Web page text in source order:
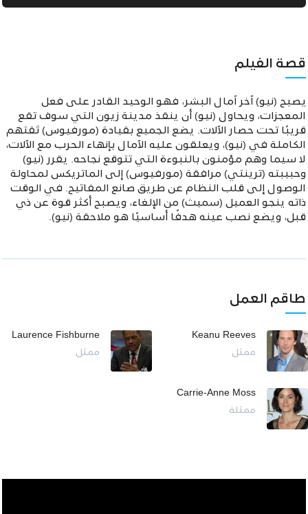
قصة الفيلم
يصبح (نيو) آخر آمال البشر، فهو الوحيد القادر على فعل
المعجزات، ويحاول (نيو) أن ينقذ مدينة زيون التي سوف تقع
قريبًا تحت حصار الآلات. يضع الجميع بقيادة (مورفيوس) ثقتهم
الكاملة في (نيو)، ويعلقون عليه الآمال بإنهاء الحرب مع الآلات،
لا سيما وهم مؤمنون بالنبوءة التي تتوقع نجاحه. يقرر (نيو)
وحبيبته (ترينتي) مرافقة (مورفيوس) إلى الماتريكس لمحاولة
الوصول إلى قلب النظام عن طريق صانع المفاتيح. في الوقت
ذاته ينجو العميل (سميث) من الإلغاء، ويصبح أكثر قوة عن ذي
قبل، ويضع نصب عينه هدفًا أساسيًا هو ملاحقة (نيو).
طاقم العمل
Keanu Reeves
ممثل
Laurence Fishburne
ممثل
Carrie-Anne Moss
ممثلة